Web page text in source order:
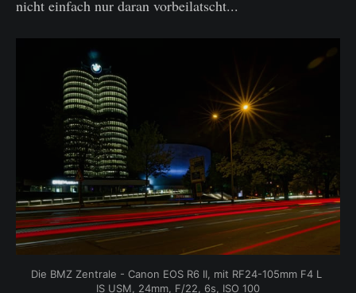
nicht einfach nur daran vorbeilatscht...
Die BMZ Zentrale - Canon EOS R6 II, mit RF24-105mm F4 L
IS USM, 24mm, F/22, 6s, ISO 100